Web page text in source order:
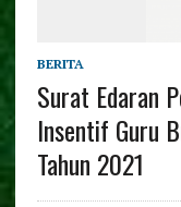
BERITA
Surat Edaran
Insentif Guru
Tahun 2021